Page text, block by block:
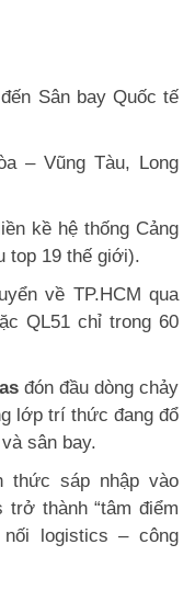
Sân bay Quốc tế
– Vũng Tàu, Long
kề hệ thống Cảng
top 19 thế giới).
về TP.HCM qua
QL51 chỉ trong 60
đón đầu dòng chảy
lớp trí thức đang đổ
sân bay.
thức sáp nhập vào
trở thành “tâm điểm
logistics – công